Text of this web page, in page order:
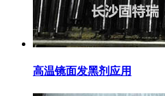
高温镜面发黑剂应用